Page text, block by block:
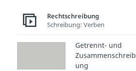
Rechtschreibung
Schreibung: Verben
Getrennt- und
Zusammenschreib
ung